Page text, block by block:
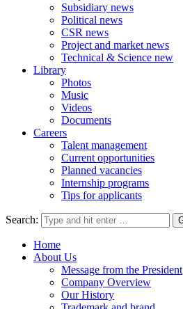
Subsidiary news
Political news
CSR news
Project and market news
Technical & Science new
Library
Photos
Music
Videos
Documents
Careers
Talent management
Current opportunities
Planned vacancies
Internship programs
Tips for applicants
Search:
Home
About Us
Message from the President
Company Overview
Our History